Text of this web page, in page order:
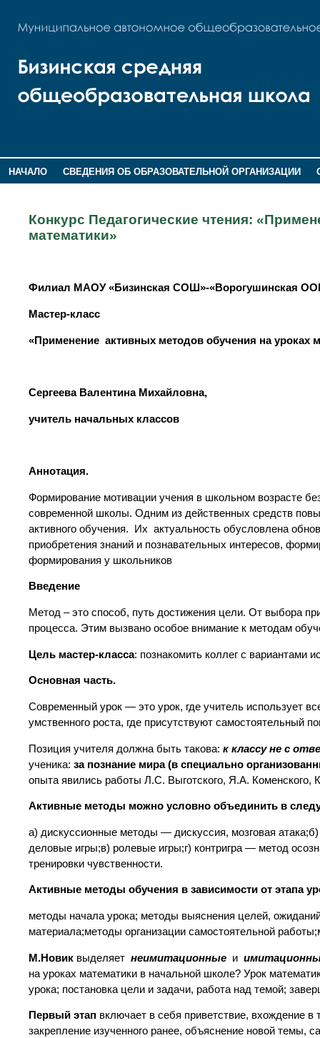
НАЧАЛО СВЕДЕНИЯ ОБ ОБРАЗОВАТЕЛЬНОЙ ОРГАНИЗАЦИИ
Конкурс Педагогические чтения:
математики»
Филиал МАОУ «Бизинская СОШ»-«Ворогушинская
Мастер-класс
«Применение активных методов обучения на
Сергеева Валентина Михайловна,
учитель начальных классов
Аннотация.
Формирование мотивации учения в школьном возрасте
современной школы. Одним из действенных средств
активного обучения. Их актуальность обусловлена
приобретения знаний и познавательных интересов,
формирования у школьников
Введение
Метод – это способ, путь достижения цели. От выбора
процесса. Этим вызвано особое внимание к методам
Цель мастер-класса: познакомить коллег с вариантами
Основная часть.
Современный урок — это урок, где учитель использует
умственного роста, где присутствуют самостоятельный
Позиция учителя должна быть такова: к классу не с
ученика: за познание мира (в специально
опыта явились работы Л.С. Выготского, Я.А.
Активные методы можно условно объединить в
а) дискуссионные методы — дискуссия, мозговая
деловые игры;в) ролевые игры;г) контригра — метод
тренировки чувственности.
Активные методы обучения в зависимости от этапа
методы начала урока; методы выяснения целей,
материала;методы организации самостоятельной
М.Новик выделяет неимитационные и
на уроках математики в начальной школе? Урок
урока; постановка цели и задачи, работа над темой;
Первый этап включает в себя приветствие, вхождение
закрепление изученного ранее, объяснение новой темы,